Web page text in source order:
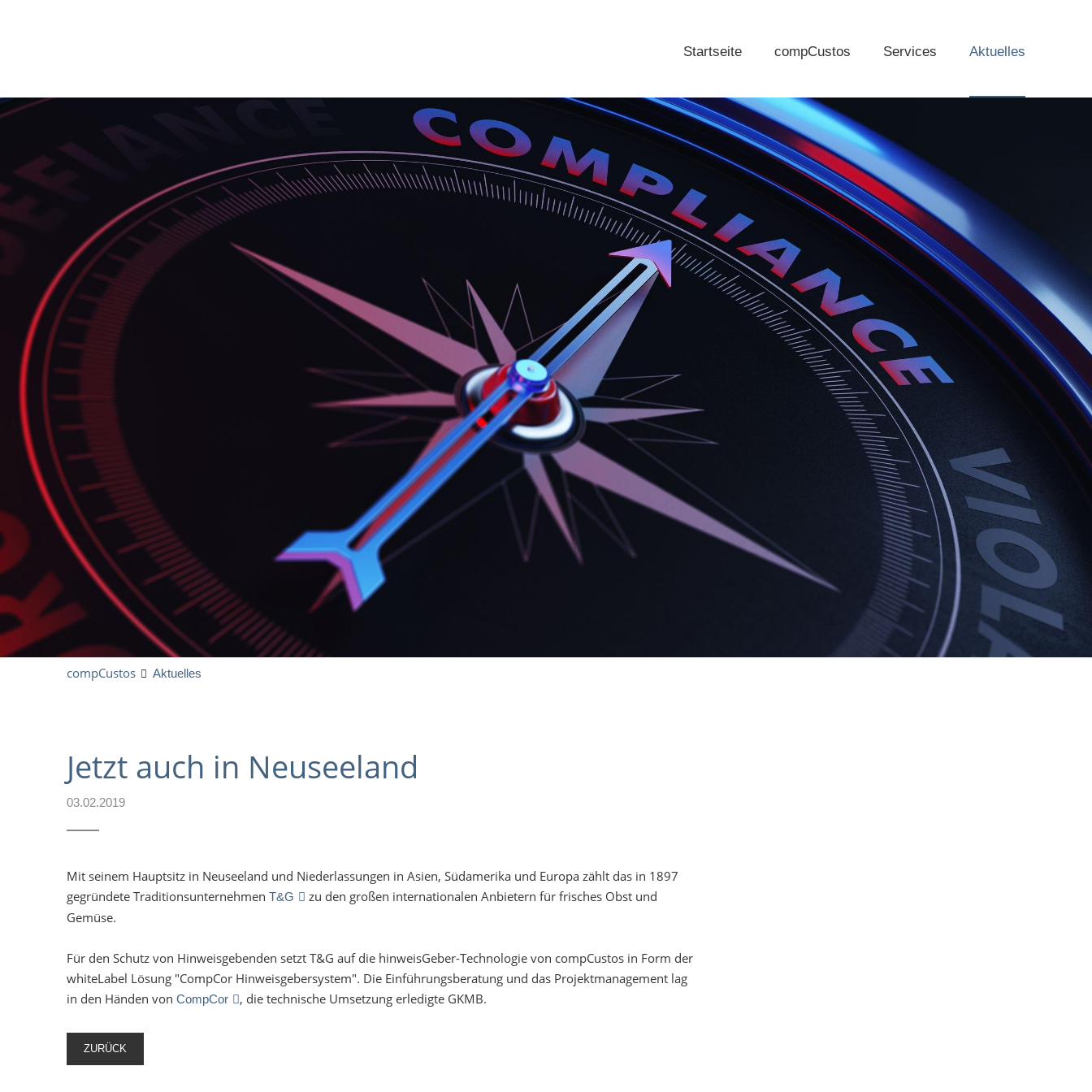
Startseite compCustos Services Aktuelles
compCustos Aktuelles
Jetzt auch in Neuseeland
03.02.2019
Mit seinem Hauptsitz in Neuseeland und Niederlassungen in Asien, Südamerika und Europa zählt das in 1897
gegründete Traditionsunternehmen T&G
zu den großen internationalen Anbietern für frisches Obst und
Gemüse.
Für den Schutz von Hinweisgebenden setzt T&G auf die hinweisGeber-Technologie von compCustos in Form der
whiteLabel Lösung "CompCor Hinweisgebersystem". Die Einführungsberatung und das Projektmanagement lag
in den Händen von CompCor , die technische Umsetzung erledigte GKMB.
ZURÜCK